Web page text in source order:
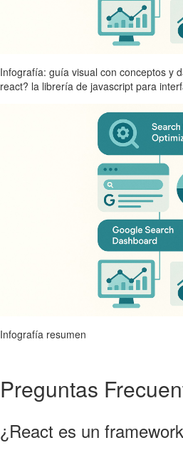
Infografía: guía visual con conceptos y
react? la librería de javascript para
Infografía resumen
Preguntas
¿React es un